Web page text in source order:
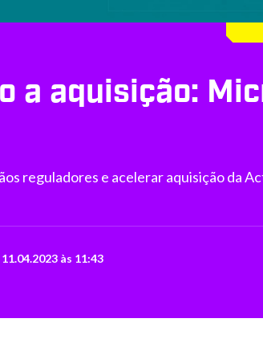
a aquisição:
reguladores e acelerar aquisição da
11.04.2023 às 11:43